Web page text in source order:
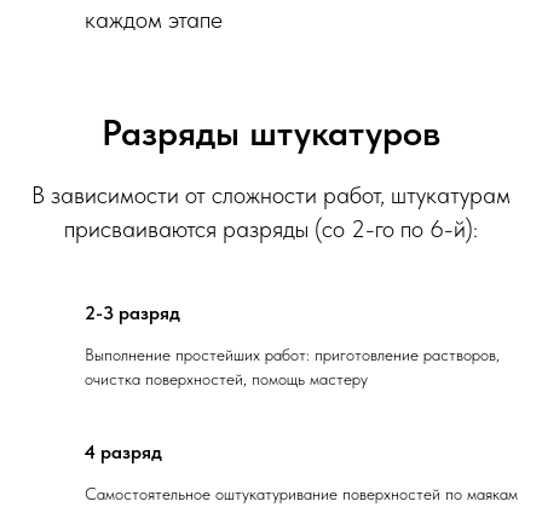
каждом этапе
Разряды штукатуров
В зависимости от сложности работ, штукатурам
присваиваются разряды (со 2-го по 6-й):
2-3 разряд
Выполнение простейших работ: приготовление растворов,
очистка поверхностей, помощь мастеру
4 разряд
Самостоятельное оштукатуривание поверхностей по маякам